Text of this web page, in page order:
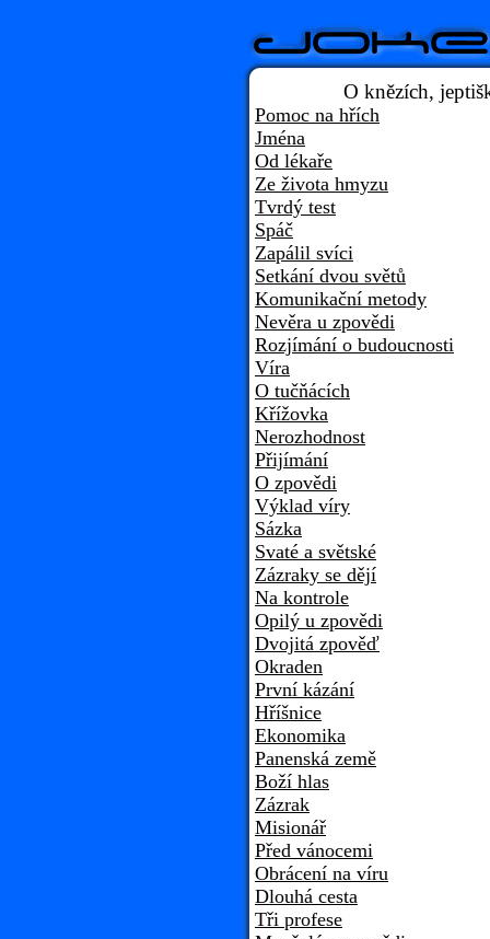
O knězích,
Pomoc na hřích
Jména
Od lékaře
Ze života hmyzu
Tvrdý test
Spáč
Zapálil svíci
Setkání dvou světů
Komunikační metody
Nevěra u zpovědi
Rozjímání o budoucnosti
Víra
O tučňácích
Křížovka
Nerozhodnost
Přijímání
O zpovědi
Výklad víry
Sázka
Svaté a světské
Zázraky se dějí
Na kontrole
Opilý u zpovědi
Dvojitá zpověď
Okraden
První kázání
Hříšnice
Ekonomika
Panenská země
Boží hlas
Zázrak
Misionář
Před vánocemi
Obrácení na víru
Dlouhá cesta
Tři profese